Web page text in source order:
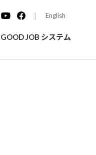
English
GOOD JOB システム